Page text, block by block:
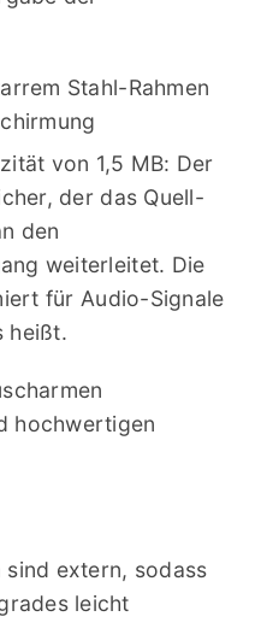
Stahl-Rahmen
von 1,5 MB: Der
der das Quell-
den
weiterleitet. Die
für Audio-Signale
heißt.
hochwertigen
sind extern, sodass
leicht